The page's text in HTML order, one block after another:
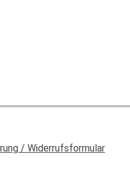
/ Widerrufsformular